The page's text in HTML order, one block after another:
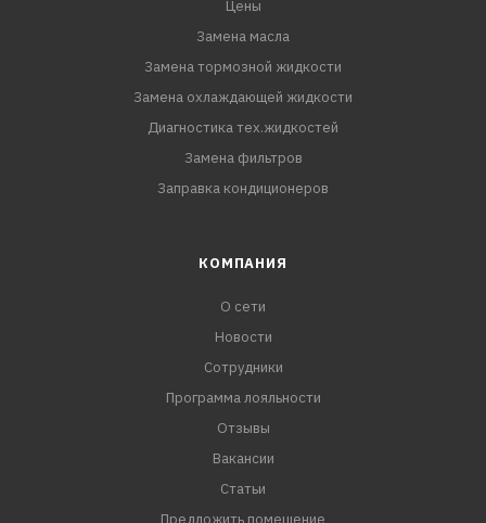
Цены
Замена масла
Замена тормозной жидкости
Замена охлаждающей жидкости
Диагностика тех.жидкостей
Замена фильтров
Заправка кондиционеров
КОМПАНИЯ
О сети
Новости
Сотрудники
Программа лояльности
Отзывы
Вакансии
Статьи
Предложить помещение